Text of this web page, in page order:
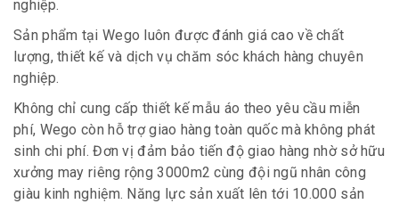
nghiệp.
Sản phẩm tại Wego luôn được đánh giá cao về chất
lượng, thiết kế và dịch vụ chăm sóc khách hàng chuyên
nghiệp.
Không chỉ cung cấp thiết kế mẫu áo theo yêu cầu miễn
phí, Wego còn hỗ trợ giao hàng toàn quốc mà không phát
sinh chi phí. Đơn vị đảm bảo tiến độ giao hàng nhờ sở hữu
xưởng may riêng rộng 3000m2 cùng đội ngũ nhân công
giàu kinh nghiệm. Năng lực sản xuất lên tới 10.000 sản